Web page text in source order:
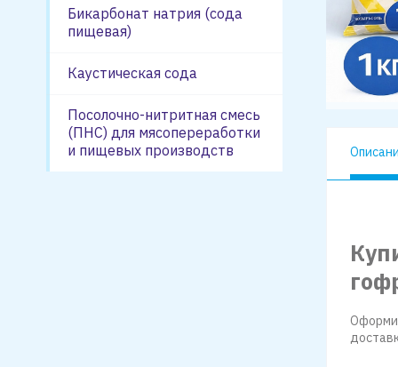
Бикарбонат натрия (сода
пищевая)
Каустическая сода
Посолочно-нитритная смесь
(ПНС) для мясопереработки
и пищевых производств